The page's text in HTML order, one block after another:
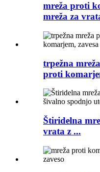
mreža proti
mreža za
trpežna
proti
Štiridelna
vrata z ...